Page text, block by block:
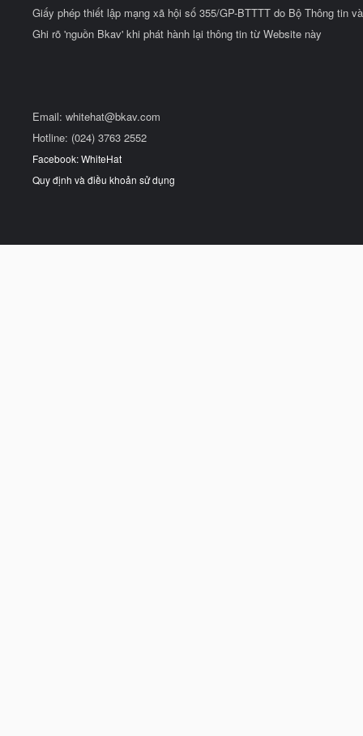
Giấy phép thiết lập mạng xã hội số 355/GP-BTTTT do Bộ Thông tin
Ghi rõ 'nguồn Bkav' khi phát hành lại thông tin từ Website này
Email: whitehat@bkav.com
Hotline: (024) 3763 2552
Facebook: WhiteHat
Quy định và điều khoản sử dụng